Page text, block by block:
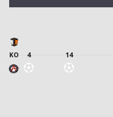
KO 4 14